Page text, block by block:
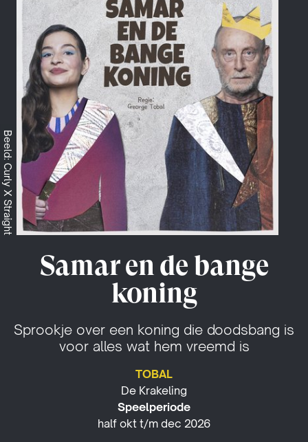
Beeld: Curly X Straight
Samar en de bange
koning
Sprookje over een koning die doodsbang is
voor alles wat hem vreemd is
TOBAL
De Krakeling
Speelperiode
half okt t/m dec 2026